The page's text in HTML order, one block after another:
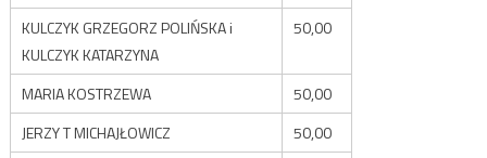
KULCZYK GRZEGORZ POLIŃSKA i
KULCZYK KATARZYNA
50,00
MARIA KOSTRZEWA
50,00
JERZY T MICHAJŁOWICZ
50,00